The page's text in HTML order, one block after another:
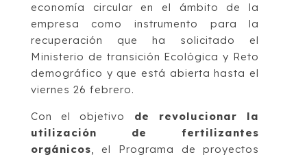
economía circular en el ámbito de la
empresa como instrumento para la
recuperación que ha solicitado el
Ministerio de transición Ecológica y Reto
demográfico y que está abierta hasta el
viernes 26 febrero.
Con el objetivo de revolucionar la
utilización de fertilizantes
orgánicos, el Programa de proyectos